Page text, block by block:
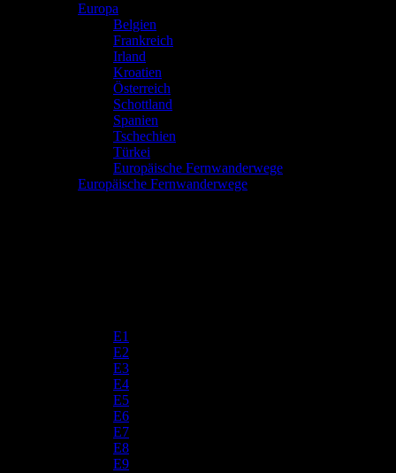
Europa
Belgien
Frankreich
Irland
Kroatien
Österreich
Schottland
Spanien
Tschechien
Türkei
Europäische Fernwanderwege
Europäische Fernwanderwege
E1
E2
E3
E4
E5
E6
E7
E8
E9